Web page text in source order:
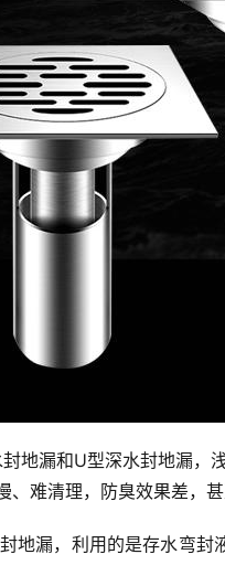
、难清理，防臭效果差，